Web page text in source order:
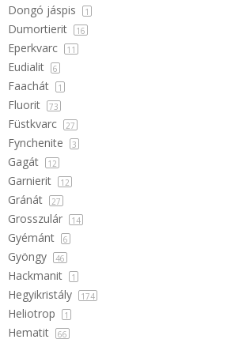
Dongó jáspis 1
Dumortierit 16
Eperkvarc 11
Eudialit 6
Faachát 1
Fluorit 73
Füstkvarc 27
Fynchenite 3
Gagát 12
Garnierit 12
Gránát 27
Grosszulár 14
Gyémánt 6
Gyöngy 46
Hackmanit 1
Hegyikristály 174
Heliotrop 1
Hematit 66